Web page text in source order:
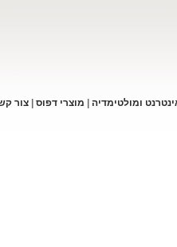
ומולטימדיה מוצרי דפוס צור